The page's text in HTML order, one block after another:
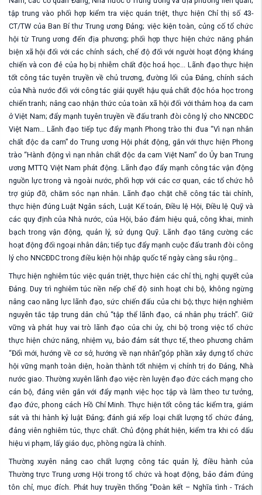
tập trung vào phối hợp kiểm tra việcquán triệt, thực hiện Chỉ thị số 43-
CT/TW của Ban Bí thư Trung ương Đảng; việc kiện toàn, củng cốtổ chức
hội từ Trung ương đến địa phương; phối hợp thực hiện chức năng phản
biện xã hội đối với các chính sách, chế độ đối với người hoạt động kháng
chiến và con đẻ của họ bị nhiễm chất độc hoá học... Lãnh đạothực hiện
tốt công tác tuyên truyền về chủ trương, đường lối của Đảng, chính sách
của Nhà nước đối với công tác giải quyết hậu quả chất độc hóa học trong
chiến tranh; nâng cao nhận thức của toàn xã hội đối với thảm hoạ da cam
ở Việt Nam;đẩy mạnhtuyên truyền về đấu tranh đòi công lý cho NNCĐDC
Việt Nam…Lãnh đạo tiếp tục đẩy mạnh Phong trào thi đua “Vì nạn nhân
chất độc da cam” do Trung ương Hội phát động, gắn với thực hiện Phong
trào “Hành động vì nạn nhân chất độc da cam Việt Nam” do Ủy ban Trung
ương MTTQ Việt Nam phát động. Lãnh đạođẩy mạnh công tácvận động
nguồn lực trong và ngoài nước, phối hợp với các cơ quan, cáctổ chức hỗ
trợgiúp đỡ, chăm sóc nạn nhân. Lãnh đạo chặt chẽ công tác tài chính,
thực hiện đúng Luật Ngân sách, Luật Kế toán, Điều lệ Hội, Điều lệQuỹ và
các quy định của Nhà nước, của Hội, bảo đảm hiệu quả, công khai, minh
bạch trong vận động, quản lý, sử dụng Quỹ.Lãnh đạotăng cường các
hoạt động đối ngoại nhân dân;tiếp tục đẩy mạnh cuộc đấu tranh đòi công
lý cho NNCĐDCtrong điều kiện hội nhập quốc tế ngày càng sâu rộng…
Thực hiện nghiêm túc việcquán triệt, thực hiện các chỉ thị, nghị quyết của
Đảng.Duy trì nghiêm túc nền nếp chế độ sinh hoạt chi bộ, không ngừng
nâng cao năng lực lãnh đạo, sức chiến đấu của chi bộ; thực hiện nghiêm
nguyên tắc tập trung dân chủ “tập thể lãnh đạo, cá nhân phụ trách”. Giữ
vững và phát huy vai trò lãnh đạo của chi ủy, chi bộ trong việc tổ chức
thực hiện chức năng, nhiệm vụ, bảo đảm sát thực tế, theo phương châm
“Đổi mới, hướng về cơ sở, hướng về nạn nhân”góp phần xây dựng tổ chức
hội vững mạnh toàn diện, hoàn thành tốt nhiệm vị chính trị do Đảng, Nhà
nước giao. Thường xuyên lãnh đạo việc rèn luyện đạo đức cách mạng cho
cán bộ, đảng viên gắn với đẩy mạnh việc học tập và làm theo tư tưởng,
đạo đức, phong cách Hồ Chí Minh. Thực hiện tốt công tác kiểm tra, giám
sát và thi hành kỷ luật Đảng; đánh giá xếp loại chất lượng tổ chức đảng,
đảng viên nghiêm túc, thực chất. Chủ động phát hiện, kiểm tra khi có dấu
hiệu vi phạm, lấy giáo dục, phòng ngừa là chính.
Thường xuyên nâng cao chất lượng công tác quản lý, điều hành của
Thường trực Trung ương Hội trong tổ chức và hoạt động, bảo đảm đúng
tôn chỉ, mục đích. Phát huy truyền thống “Đoàn kết – Nghĩa tình - Trách